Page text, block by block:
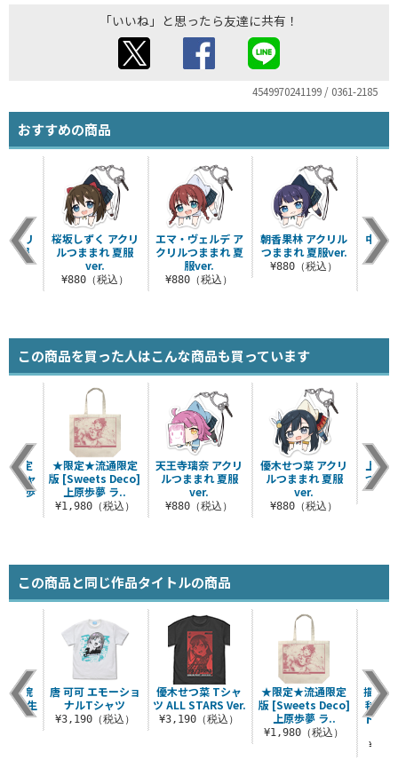
「いいね」と思ったら友達に共有！
4549970241199 / 0361-2185
おすすめの商品
エマ・ヴェルデ ア
クリルつままれ 夏
服ver.
¥880（税込）
朝香果林 アクリル
つままれ 夏服ver.
¥880（税込）
中須
ルつ
クリ
夏服
桜坂しずく アクリ
ルつままれ 夏服
ver.
¥880（税込）
この商品を買った人はこんな商品も買っています
天王寺璃奈 アクリ
ルつままれ 夏服
ver.
¥880（税込）
優木せつ菜 アクリ
ルつままれ 夏服
ver.
¥880（税込）
上原
つま
限定
☆チャ
原歩
★限定★流通限定
版 [Sweets Deco]
上原歩夢 ラ..
¥1,980（税込）
この商品と同じ作品タイトルの商品
優木せつ菜 Tシャ
ツ ALL STARS Ver.
¥3,190（税込）
★限定★流通限定
版 [Sweets Deco]
上原歩夢 ラ..
¥1,980（税込）
描き下
毬 ア
ド（
学院
2年生
唐 可可 エモーショ
ナルTシャツ
¥3,190（税込）